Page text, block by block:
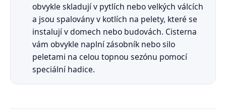
obvykle skladují v pytlích nebo velkých válcích
a jsou spalovány v kotlích na pelety, které se
instalují v domech nebo budovách. Cisterna
vám obvykle naplní zásobník nebo silo
peletami na celou topnou sezónu pomocí
speciální hadice.